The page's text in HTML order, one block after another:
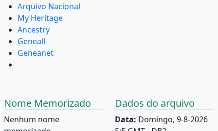
Arquivo Nacional
My Heritage
Ancestry
Geneall
Geneanet
Nome Memorizado
Nenhum nome
Dados do arquivo
Data: Domingo, 9-8-2026